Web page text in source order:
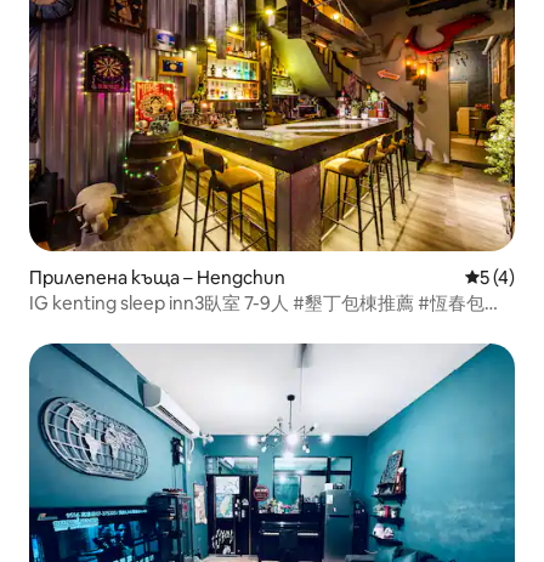
Прилепена къща – Hengchun Средна
5 (4)
IG kenting sleep inn3臥室 7-9人 #墾丁包棟推薦 #恆春包棟